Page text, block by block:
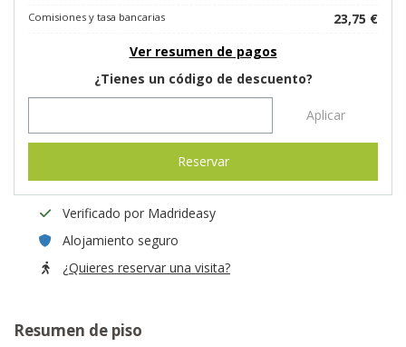
Comisiones y tasa bancarias
23,75 €
Ver resumen de pagos
¿Tienes un código de descuento?
Aplicar
Reservar
Verificado por Madrideasy
Alojamiento seguro
¿Quieres reservar una visita?
Resumen de piso